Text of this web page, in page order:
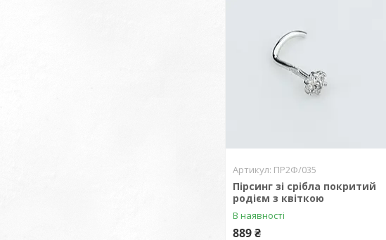
ПР2Ф/035
Пірсинг зі срібла покритий
родієм з квіткою
В наявності
889 ₴